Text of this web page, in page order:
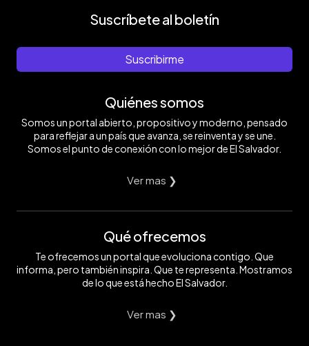
Suscríbete al boletín
Suscribirme
Quiénes somos
Somos un portal abierto, propositivo y moderno, pensado
para reflejar a un país que avanza, se reinventa y se une.
Somos el punto de conexión con lo mejor de El Salvador.
Ver mas ❯
Qué ofrecemos
Te ofrecemos un portal que evoluciona contigo. Que
informa, pero también inspira. Que te representa. Mostramos
de lo que está hecho El Salvador.
Ver mas ❯